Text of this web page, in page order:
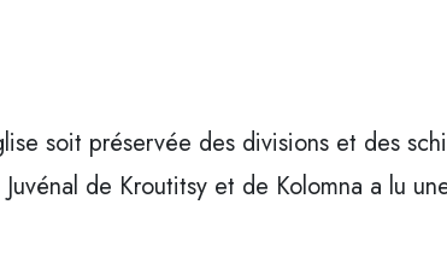
soit préservée des divisions et des
de Kroutitsy et de Kolomna a lu